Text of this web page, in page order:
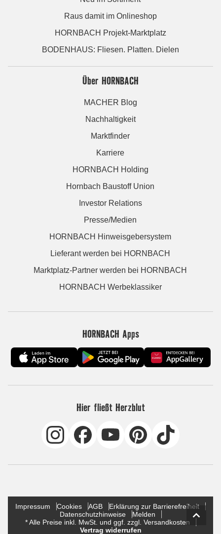
Raus damit im Onlineshop
HORNBACH Projekt-Marktplatz
BODENHAUS: Fliesen. Platten. Dielen
Über HORNBACH
MACHER Blog
Nachhaltigkeit
Marktfinder
Karriere
HORNBACH Holding
Hornbach Baustoff Union
Investor Relations
Presse/Medien
HORNBACH Hinweisgebersystem
Lieferant werden bei HORNBACH
Marktplatz-Partner werden bei HORNBACH
HORNBACH Werbeklassiker
HORNBACH Apps
Hier fließt Herzblut
Impressum Cookies AGB
Erklärung zur Barrierefreiheit
Datenschutzhinweise
Melden
* Alle Preise inkl. MwSt. und ggf. zzgl. Versandkosten
Vertrag widerrufen